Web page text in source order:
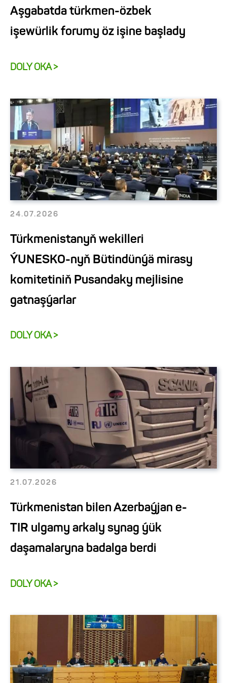
Aşgabatda türkmen-özbek
işewürlik forumy öz işine başlady
DOLY OKA >
24.07.2026
Türkmenistanyň wekilleri
ÝUNESKO-nyň Bütindünýä mirasy
komitetiniň Pusandaky mejlisine
gatnaşýarlar
DOLY OKA >
21.07.2026
Türkmenistan bilen Azerbaýjan e-
TIR ulgamy arkaly synag ýük
daşamalaryna badalga berdi
DOLY OKA >